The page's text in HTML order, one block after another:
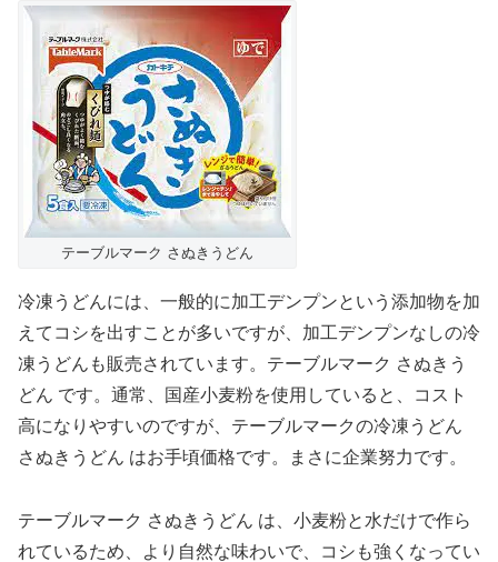
テーブルマーク さぬきうどん
冷凍うどんには、一般的に加工デンプンという添加物を加
えてコシを出すことが多いですが、加工デンプンなしの冷
凍うどんも販売されています。テーブルマーク さぬきう
どん です。通常、国産小麦粉を使用していると、コスト
高になりやすいのですが、テーブルマークの冷凍うどん
さぬきうどん はお手頃価格です。まさに企業努力です。
テーブルマーク さぬきうどん は、小麦粉と水だけで作ら
れているため、より自然な味わいで、コシも強くなってい